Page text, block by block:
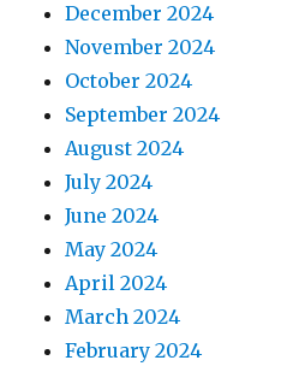
December 2024
November 2024
October 2024
September 2024
August 2024
July 2024
June 2024
May 2024
April 2024
March 2024
February 2024